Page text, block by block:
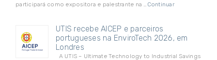
participará como expositora e palestrante na …
Continuar
UTIS recebe AICEP e parceiros
portugueses na EnviroTech 2026, em
Londres
A UTIS – Ultimate Technology to Industrial Savings